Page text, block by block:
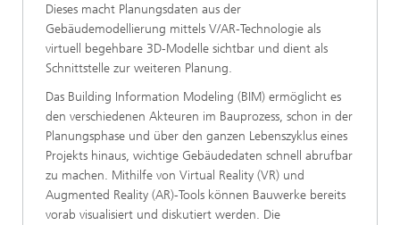
Dieses macht Planungsdaten aus der
Gebäudemodellierung mittels V/AR-Technologie als
virtuell begehbare 3D-Modelle sichtbar und dient als
Schnittstelle zur weiteren Planung.
Das Building Information Modeling (BIM) ermöglicht es
den verschiedenen Akteuren im Bauprozess, schon in der
Planungsphase und über den ganzen Lebenszyklus eines
Projekts hinaus, wichtige Gebäudedaten schnell abrufbar
zu machen. Mithilfe von Virtual Reality (VR) und
Augmented Reality (AR)-Tools können Bauwerke bereits
vorab visualisiert und diskutiert werden. Die